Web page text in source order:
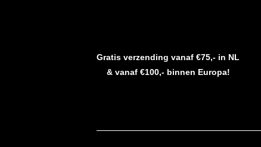
Gratis verzending vanaf €75,- in NL
& vanaf €100,- binnen Europa!